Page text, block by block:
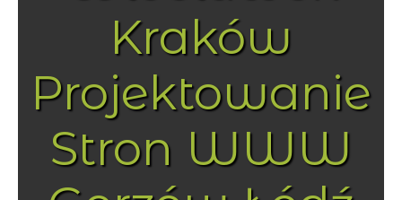
Kraków
Projektowanie
Stron WWW